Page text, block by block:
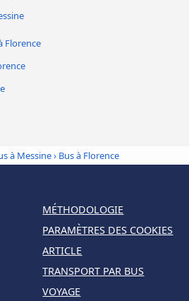
Florence
à Messine› Bus à Florence
MÉTHODOLOGIE
PARAMÈTRES DES COOKIES
ARTICLE
TRANSPORT PAR BUS
VOYAGE